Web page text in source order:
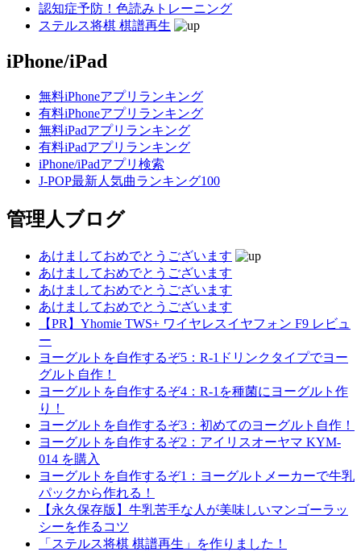
認知症予防！色読みトレーニング
ステルス将棋 棋譜再生
iPhone/iPad
無料iPhoneアプリランキング
有料iPhoneアプリランキング
無料iPadアプリランキング
有料iPadアプリランキング
iPhone/iPadアプリ検索
J-POP最新人気曲ランキング100
管理人ブログ
あけましておめでとうございます
あけましておめでとうございます
あけましておめでとうございます
あけましておめでとうございます
【PR】Yhomie TWS+ ワイヤレスイヤフォン F9 レビュ
ー
ヨーグルトを自作するぞ5：R-1ドリンクタイプでヨー
グルト自作！
ヨーグルトを自作するぞ4：R-1を種菌にヨーグルト作
り！
ヨーグルトを自作するぞ3：初めてのヨーグルト自作！
ヨーグルトを自作するぞ2：アイリスオーヤマ KYM-
014 を購入
ヨーグルトを自作するぞ1：ヨーグルトメーカーで牛乳
パックから作れる！
【永久保存版】牛乳苦手な人が美味しいマンゴーラッ
シーを作るコツ
「ステルス将棋 棋譜再生」を作りました！